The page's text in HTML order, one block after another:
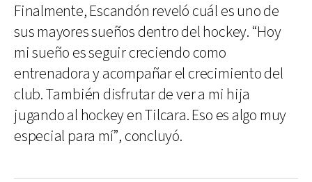
Finalmente, Escandón reveló cuál es uno de
sus mayores sueños dentro del hockey. “Hoy
mi sueño es seguir creciendo como
entrenadora y acompañar el crecimiento del
club. También disfrutar de ver a mi hija
jugando al hockey en Tilcara. Eso es algo muy
especial para mí”, concluyó.